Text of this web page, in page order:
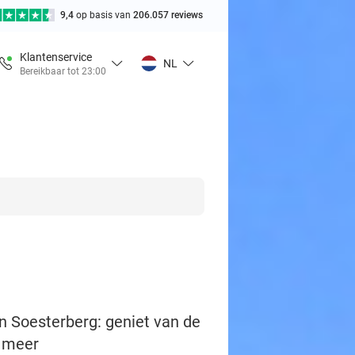
9,4 op basis van 206.057 reviews
Klantenservice
Bereikbaar tot 23:00
NL
Soesterberg: geniet van de